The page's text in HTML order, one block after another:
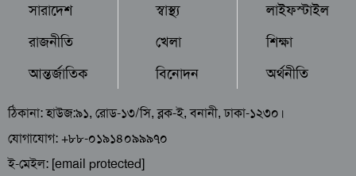
সারাদেশ
রাজনীতি
আন্তর্জাতিক
স্বাস্থ্য
খেলা
বিনোদন
লাইফস্টাইল
শিক্ষা
অর্থনীতি
ঠিকানা: হাউজ:৯১, রোড-১৩/সি, ব্লক-ই, বনানী, ঢাকা-১২৩০।
যোগাযোগ: +৮৮-০১৯১৪০৯৯৯৭০
ই-মেইল: [email protected]